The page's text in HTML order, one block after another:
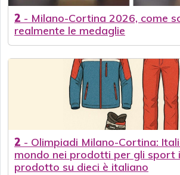
2 - Milano-Cortina 2026, come
realmente le medaglie
2 - Olimpiadi Milano-Cortina:
mondo nei prodotti per gli sport
prodotto su dieci è italiano